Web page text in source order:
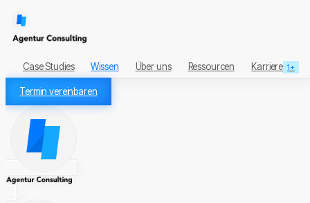
Case Studies Wissen Über uns Ressourcen Karriere 1+
Termin vereinbaren